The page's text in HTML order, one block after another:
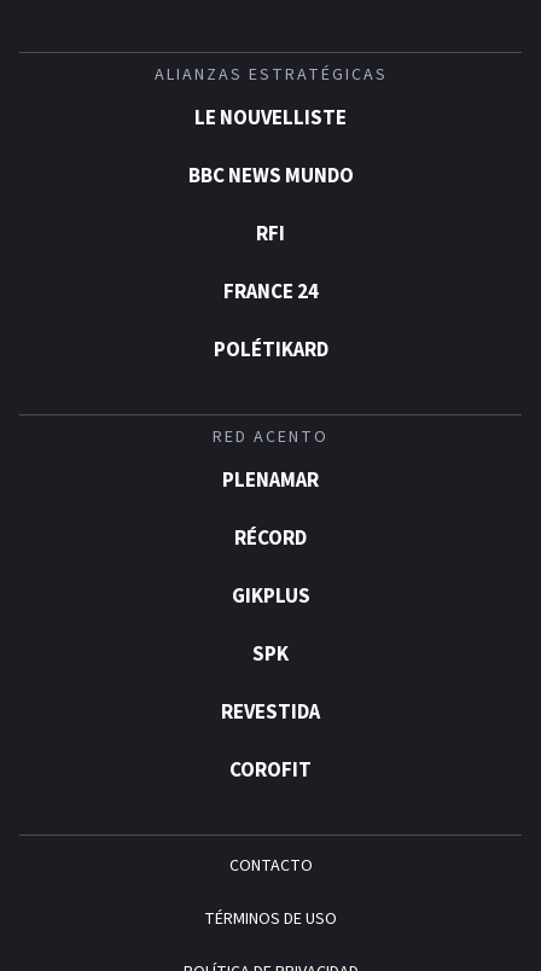
ALIANZAS ESTRATÉGICAS
LE NOUVELLISTE
BBC NEWS MUNDO
RFI
FRANCE 24
POLÉTIKARD
RED ACENTO
PLENAMAR
RÉCORD
GIKPLUS
SPK
REVESTIDA
COROFIT
CONTACTO
TÉRMINOS DE USO